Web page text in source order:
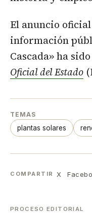
El anuncio
información
Cascada» ha
Oficial del Estado
TEMAS
plantas solares
COMPARTIR X
PROCESO EDITORIAL